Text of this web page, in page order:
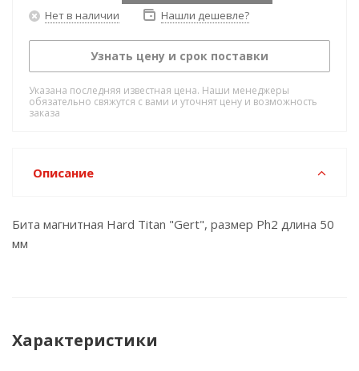
Нет в наличии Нашли дешевле?
Узнать цену и срок поставки
Указана последняя известная цена. Наши менеджеры
обязательно свяжутся с вами и уточнят цену и возможность
заказа
Описание
Бита магнитная Hard Titan "Gert", размер Ph2 длина 50
мм
Характеристики